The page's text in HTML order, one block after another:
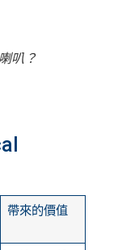
叭？
帶來的價值